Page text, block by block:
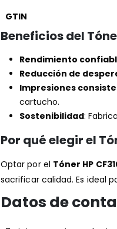
GTIN
Beneficios del
Rendimiento
Reducción de
Impresiones
cartucho.
Sostenibilidad:
Por qué elegir el
Optar por el Tóner HP
sacrificar calidad. Es ideal
Datos de